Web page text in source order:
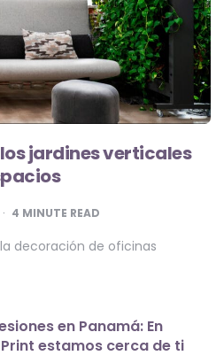
jardines verticales
4 MINUTE READ
decoración de oficinas
en Panamá: En
estamos cerca de ti